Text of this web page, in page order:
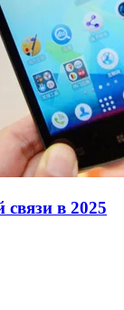
в 2025